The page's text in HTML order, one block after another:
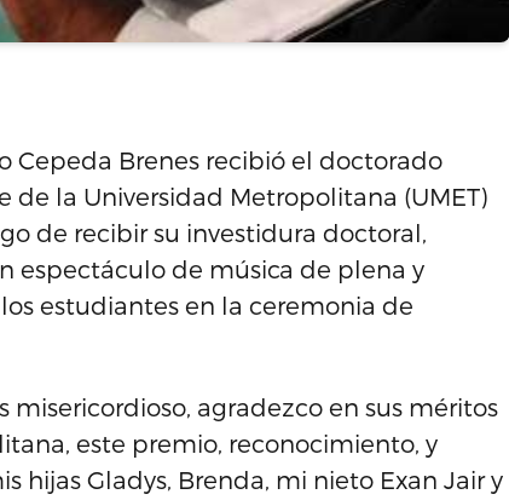
Cepeda Brenes recibió el doctorado
de la Universidad Metropolitana (UMET)
de recibir su investidura doctoral,
espectáculo de música de plena y
estudiantes en la ceremonia de
agradezco en sus méritos
este premio, reconocimiento, y
hijas Gladys, Brenda, mi nieto Exan Jair y